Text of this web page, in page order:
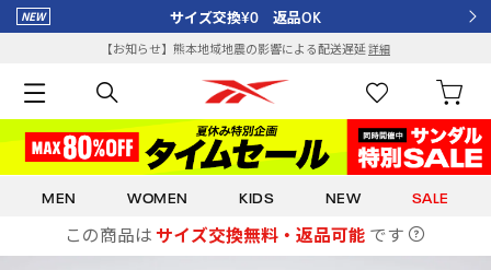
サイズ交換¥0 返品OK
【お知らせ】熊本地域地震の影響による配送遅延詳細
MEN WOMEN KIDS NEW SALE
この商品は サイズ交換無料・返品可能 です